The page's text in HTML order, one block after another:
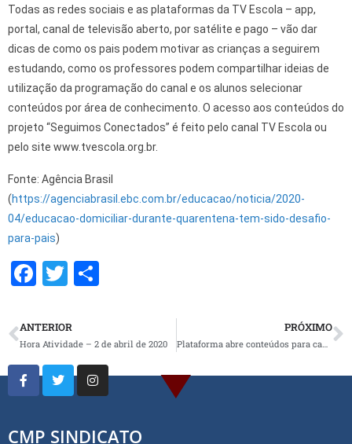
Todas as redes sociais e as plataformas da TV Escola – app,
portal, canal de televisão aberto, por satélite e pago – vão dar
dicas de como os pais podem motivar as crianças a seguirem
estudando, como os professores podem compartilhar ideias de
utilização da programação do canal e os alunos selecionar
conteúdos por área de conhecimento. O acesso aos conteúdos do
projeto “Seguimos Conectados” é feito pelo canal TV Escola ou
pelo site www.tvescola.org.br.
Fonte: Agência Brasil
(https://agenciabrasil.ebc.com.br/educacao/noticia/2020-
04/educacao-domiciliar-durante-quarentena-tem-sido-desafio-
para-pais)
F
ce
b
o
o
k
T
tt
er e
ANTERIOR
Hora Atividade – 2 de abril de 2020
PRÓXIMO
Plataforma abre conteúdos para capacitar professor para educação online
CMP SINDICATO